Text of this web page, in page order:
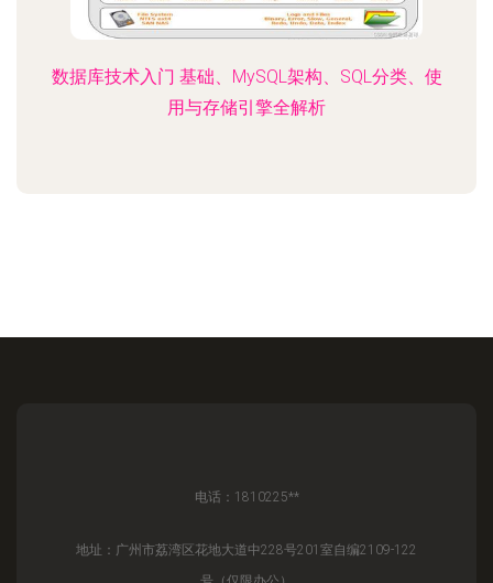
数据库技术入门 基础、MySQL架构、SQL分类、使
用与存储引擎全解析
电话：1810225**
地址：广州市荔湾区花地大道中228号201室自编2109-122